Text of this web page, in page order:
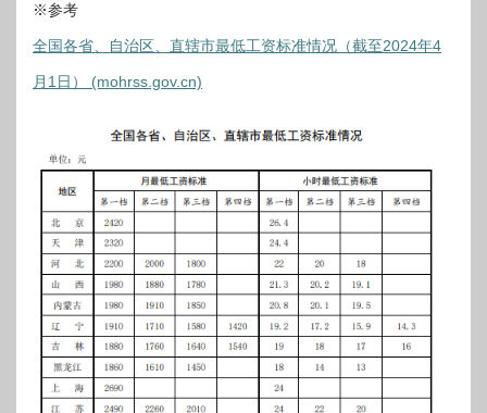
※参考
全国各省、自治区、直辖市最低工资标准情况（截至2024年4
月1日） (mohrss.gov.cn)